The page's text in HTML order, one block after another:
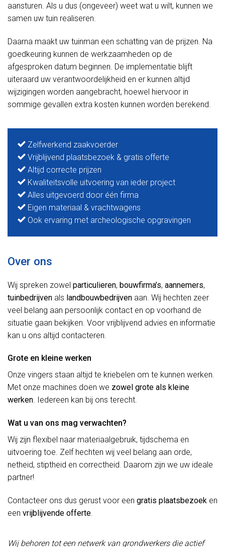
aansturen. Als u dus (ongeveer) weet wat u wilt, kunnen we
samen uw tuin realiseren.
Daarna maakt uw tuinman een schatting van de prijzen. Na
goedkeuring kunnen de werkzaamheden op de
afgesproken datum beginnen. De implementatie blijft
uiteraard uw verantwoordelijkheid en er kunnen altijd
wijzigingen worden aangebracht, hoewel hiervoor in
sommige gevallen extra kosten kunnen worden berekend.
Zelfwerkend zaakvoerder
Vrijblijvend plaatsbezoek & gratis offerte
Altijd correcte prijzen
Kwaliteitsvolle uitvoering van ieder project
Alles uitgevoerd door één firma
Eigen materiaal & vrachtwagens
Ook ervaring met archeologische opgravingen
Over ons
Wij spreken zowel particulieren, bouwfirma’s, aannemers,
tuinbedrijven als landbouwbedrijven aan. Wij hechten zeer
veel belang aan persoonlijk contact en op voorhand de
situatie gaan bekijken. Voor vrijblijvend advies en informatie
kan u ons altijd contacteren.
Grote en kleine werken
Onze vingers staan altijd te kriebelen om te kunnen werken.
Met onze machines doen we zowel grote als kleine
werken. Iedereen kan bij ons terecht.
Wat u van ons mag verwachten?
Wij zijn flexibel naar materiaalgebruik, tijdschema en
uitvoering toe. Zelf hechten wij veel belang aan orde,
netheid, stiptheid en correctheid. Daarom zijn we uw ideale
partner!
Contacteer ons dus gerust voor een gratis plaatsbezoek en
een vrijblijvende offerte.
Wij behoren tot een netwerk van grondwerkers die actief